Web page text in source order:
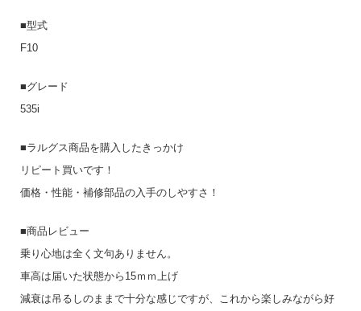
■型式
F10
■グレード
535i
■ラルグス商品を購入したきっかけ
リピート買いです！
価格・性能・補修部品の入手のしやすさ！
■商品レビュー
乗り心地は全く文句ありません。
車高は届いた状態から15ｍｍ上げ
減衰は吊るしのままで十分な感じですが、これから楽しみながら好